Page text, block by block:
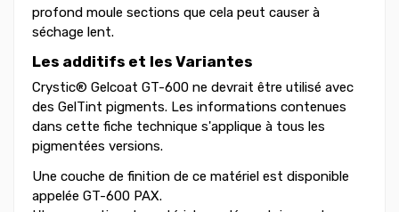
profond moule sections que cela peut causer à
séchage lent.
Les additifs et les Variantes
Crystic® Gelcoat GT-600 ne devrait être utilisé avec
des GelTint pigments. Les informations contenues
dans cette fiche technique s'applique à tous les
pigmentées versions.
Une couche de finition de ce matériel est disponible
appelée GT-600 PAX.